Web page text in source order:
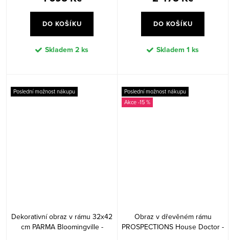
DO KOŠÍKU
Skladem 2 ks
DO KOŠÍKU
Skladem 1 ks
Poslední možnost nákupu
Dekorativní obraz v rámu 32x42
cm PARMA Bloomingville -
Poslední možnost nákupu
-15 %
Obraz v dřevěném rámu
PROSPECTIONS House Doctor -